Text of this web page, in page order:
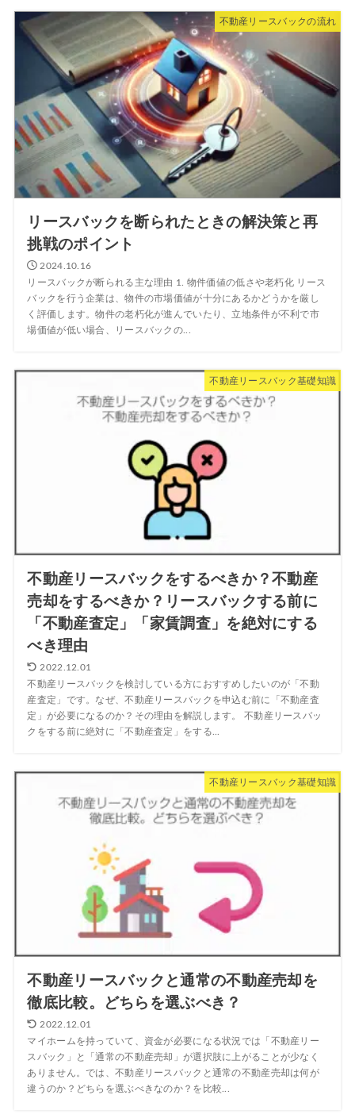
不動産リースバックの流れ
リースバックを断られたときの解決策と再
挑戦のポイント
2024.10.16
リースバックが断られる主な理由 1. 物件価値の低さや老朽化 リース
バックを行う企業は、物件の市場価値が十分にあるかどうかを厳し
く評価します。物件の老朽化が進んでいたり、立地条件が不利で市
場価値が低い場合、リースバックの...
不動産リースバック基礎知識
不動産リースバックをするべきか？不動産
売却をするべきか？リースバックする前に
「不動産査定」「家賃調査」を絶対にする
べき理由
2022.12.01
不動産リースバックを検討している方におすすめしたいのが「不動
産査定」です。なぜ、不動産リースバックを申込む前に「不動産査
定」が必要になるのか？その理由を解説します。 不動産リースバッ
クをする前に絶対に「不動産査定」をする...
不動産リースバック基礎知識
不動産リースバックと通常の不動産売却を
徹底比較。どちらを選ぶべき？
2022.12.01
マイホームを持っていて、資金が必要になる状況では「不動産リー
スバック」と「通常の不動産売却」が選択肢に上がることが少なく
ありません。では、不動産リースバックと通常の不動産売却は何が
違うのか？どちらを選ぶべきなのか？を比較...